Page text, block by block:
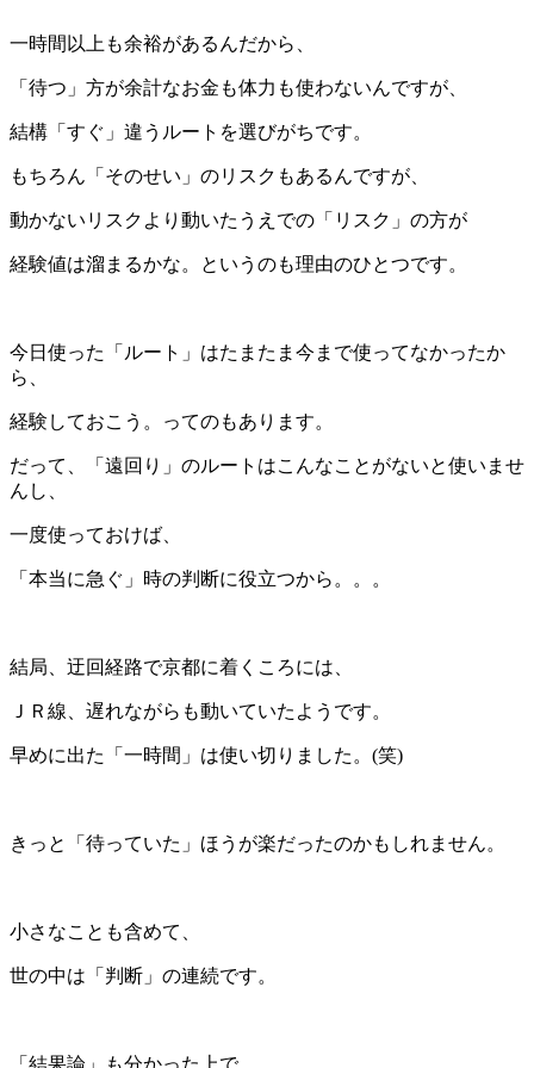
一時間以上も余裕があるんだから、
「待つ」方が余計なお金も体力も使わないんですが、
結構「すぐ」違うルートを選びがちです。
もちろん「そのせい」のリスクもあるんですが、
動かないリスクより動いたうえでの「リスク」の方が
経験値は溜まるかな。というのも理由のひとつです。
今日使った「ルート」はたまたま今まで使ってなかったか
ら、
経験しておこう。ってのもあります。
だって、「遠回り」のルートはこんなことがないと使いませ
んし、
一度使っておけば、
「本当に急ぐ」時の判断に役立つから。。。
結局、迂回経路で京都に着くころには、
ＪＲ線、遅れながらも動いていたようです。
早めに出た「一時間」は使い切りました。(笑)
きっと「待っていた」ほうが楽だったのかもしれません。
小さなことも含めて、
世の中は「判断」の連続です。